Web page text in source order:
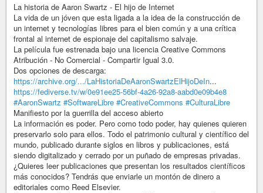
La historia de Aaron Swartz - El hijo de Internet
La vida de un jóven que esta ligada a la idea de la construcción de
un internet y tecnologías libres para el bien común y a una crítica
frontal al internet de espionaje del capitalismo salvaje.
La película fue estrenada bajo una licencia Creative Commons
Atribución - No Comercial - Compartir Igual 3.0.
Dos opciones de descarga:
https://archive.org/.../LaHistoriaDeAaronSwartzElHijoDeIn...
https://fediverse.tv/w/0e91ee25-56bf-4a26-92a8-aabd0e09b4e8
#AaronSwartz #SoftwareLibre #CreativeCommons #CulturaLibre
Manifiesto por la guerrilla del acceso abierto
La información es poder. Pero como todo poder, hay quienes quieren
preservarlo solo para ellos. Todo el patrimonio cultural y científico del
mundo, publicado durante siglos en libros y publicaciones, está
siendo digitalizado y cerrado por un puñado de empresas privadas.
¿Quieres leer publicaciones que presentan los resultados científicos
más conocidos? Tendrás que enviarle un montón de dinero a
editoriales como Reed Elsevier.